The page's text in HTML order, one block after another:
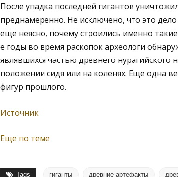
После упадка последней гигантов
преднамеренно. Не исключено, что это
еще неясно, почему строились именно
е годы во время раскопок археологи
являвшихся частью древнего
положении сидя или на коленях. Еще одна
фигур прошлого.
Источник
Еще по теме
Tags гиганты древние артефакты